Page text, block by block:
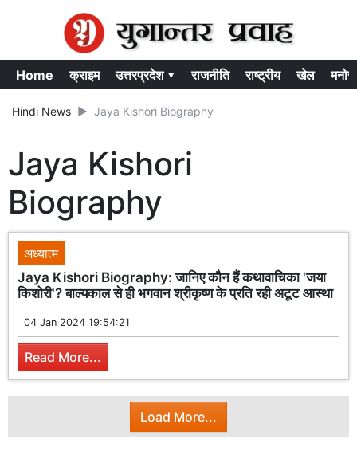
Home क्राइम उत्तरप्रदेश ▾ राजनीति राष्ट्रीय खेल
Hindi News Jaya Kishori Biography
Jaya Kishori
Biography
अध्यात्म
Jaya Kishori Biography: जानिए कौन हैं कथावाचिका 'जया
किशोरी'? बाल्यकाल से ही भगवान श्रीकृष्ण के प्रति रही अटूट आस्था
04 Jan 2024 19:54:21
Read More...
Load More...